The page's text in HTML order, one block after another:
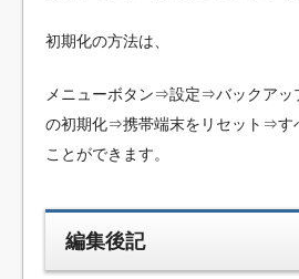
初期化の方法は、
メニューボタン⇒設定⇒バックアッ
の初期化⇒携帯端末をリセット⇒す
ことができます。
編集後記